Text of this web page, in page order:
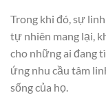
Trong khi đó, sự
tự nhiên mang lại,
cho những ai đang
ứng nhu cầu tâm
sống của họ.